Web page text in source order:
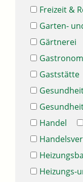
Freizeit &
Garten-
Gärtnerei
Gaststätte
Handel
Heizungs-